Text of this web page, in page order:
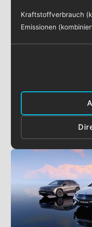
Kraftstoffverbrauch
Emissionen